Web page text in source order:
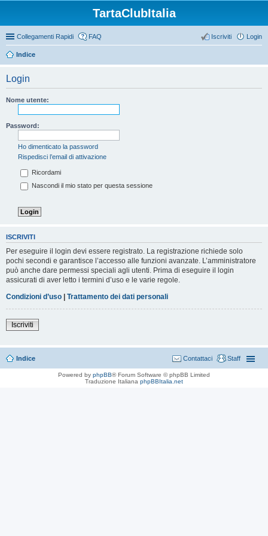
TartaClubItalia
Collegamenti Rapidi FAQ Login
Iscriviti
Indice
Login
Nome utente:
Password:
Ho dimenticato la password
Rispedisci l’email di attivazione
Ricordami
Nascondi il mio stato per questa sessione
ISCRIVITI
Per eseguire il login devi essere registrato. La registrazione richiede solo
pochi secondi e garantisce l’accesso alle funzioni avanzate. L’amministratore
può anche dare permessi speciali agli utenti. Prima di eseguire il login
assicurati di aver letto i termini d’uso e le varie regole.
Condizioni d’uso | Trattamento dei dati personali
Iscriviti
Indice Staff
Contattaci
Powered by phpBB® Forum Software © phpBB Limited
Traduzione Italiana phpBBItalia.net